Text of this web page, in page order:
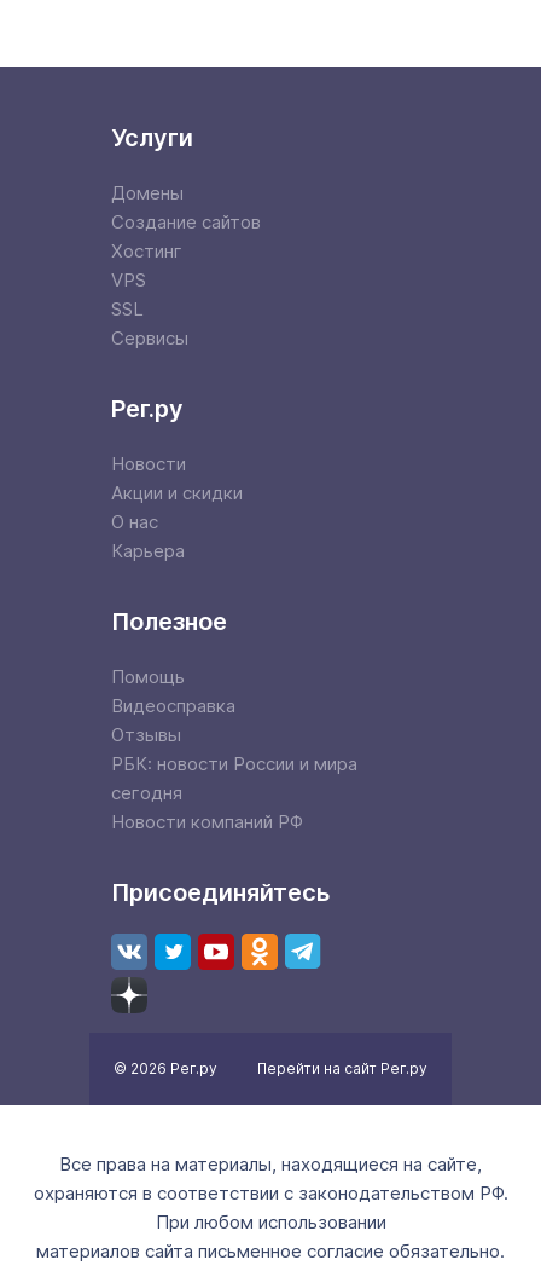
Услуги
Домены
Создание сайтов
Хостинг
VPS
SSL
Сервисы
Рег.ру
Новости
Акции и скидки
О нас
Карьера
Полезное
Помощь
Видеосправка
Отзывы
РБК: новости России и мира
сегодня
Новости компаний РФ
Присоединяйтесь
© 2026 Рег.ру Перейти на сайт Рег.ру
Все права на материалы, находящиеся на сайте,
охраняются в соответствии с законодательством РФ.
При любом использовании
материалов сайта письменное согласие обязательно.